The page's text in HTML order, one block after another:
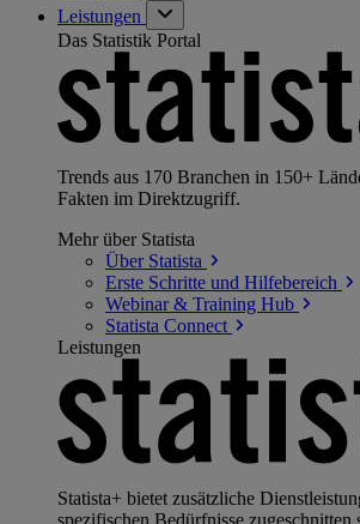
Leistungen
Das Statistik Portal
Trends aus 170 Branchen in 150+
Fakten im Direktzugriff.
Mehr über Statista
Über Statista
Erste Schritte und Hilfebereich
Webinar & Training Hub
Statista Connect
Leistungen
Statista+ bietet zusätzliche
spezifischen Bedürfnisse